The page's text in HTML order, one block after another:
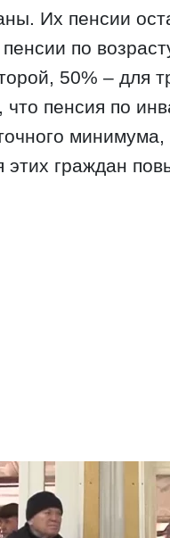
Их пенсии
по
50% – для
что пенсия по
этих граждан